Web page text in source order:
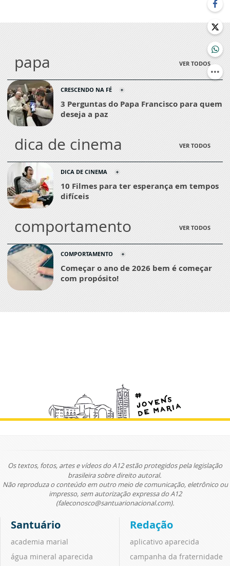
papa VER TODOS
CRESCENDO NA FÉ
3 Perguntas do Papa Francisco para quem
deseja a paz
dica de cinema VER TODOS
DICA DE CINEMA
10 Filmes para ter esperança em tempos
difíceis
comportamento VER TODOS
COMPORTAMENTO
Começar o ano de 2026 bem é começar
com propósito!
Os textos, fotos, artes e vídeos do A12 estão protegidos pela legislação
brasileira sobre direito autoral.
Não reproduza o conteúdo em outro meio de comunicação, eletrônico ou
impresso, sem autorização expressa do A12
(faleconosco@santuarionacional.com).
Santuário
academia marial
água mineral aparecida
Redação
aplicativo aparecida
campanha da fraternidade